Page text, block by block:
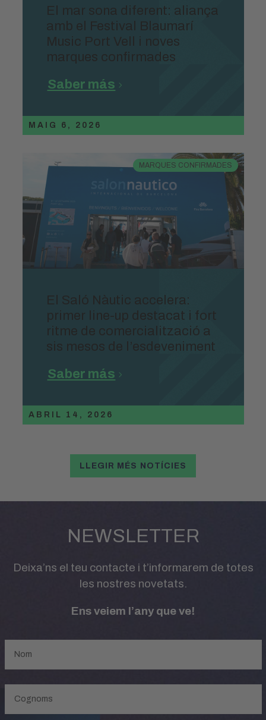
El mar sona diferent: aliança
amb el Festival Blaumarí
Music Port Vell i noves
marques confirmades
Saber más
MAIG 6, 2026
MARQUES CONFIRMADES
El Saló Nàutic accelera:
primer line-up destacat i fort
ritme de comercialització a
sis mesos de l’esdeveniment
Saber más
ABRIL 14, 2026
LLEGIR MÉS NOTÍCIES
NEWSLETTER
Deixa’ns el teu contacte i t’informarem de totes
les nostres novetats.
Ens veiem l’any que ve!